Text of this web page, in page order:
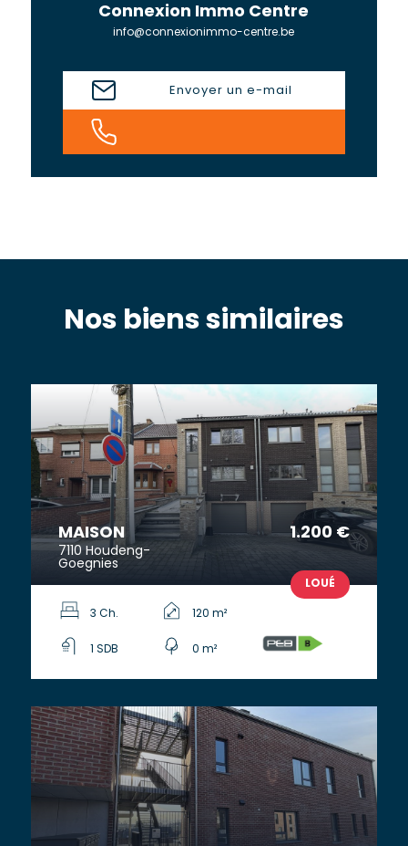
Connexion Immo Centre
info@connexionimmo-centre.be
Envoyer un e-mail
Nos biens similaires
MAISON 1.200 €
7110 Houdeng-
Goegnies
LOUÉ
3 Ch. 120 m²
1 SDB 0 m²